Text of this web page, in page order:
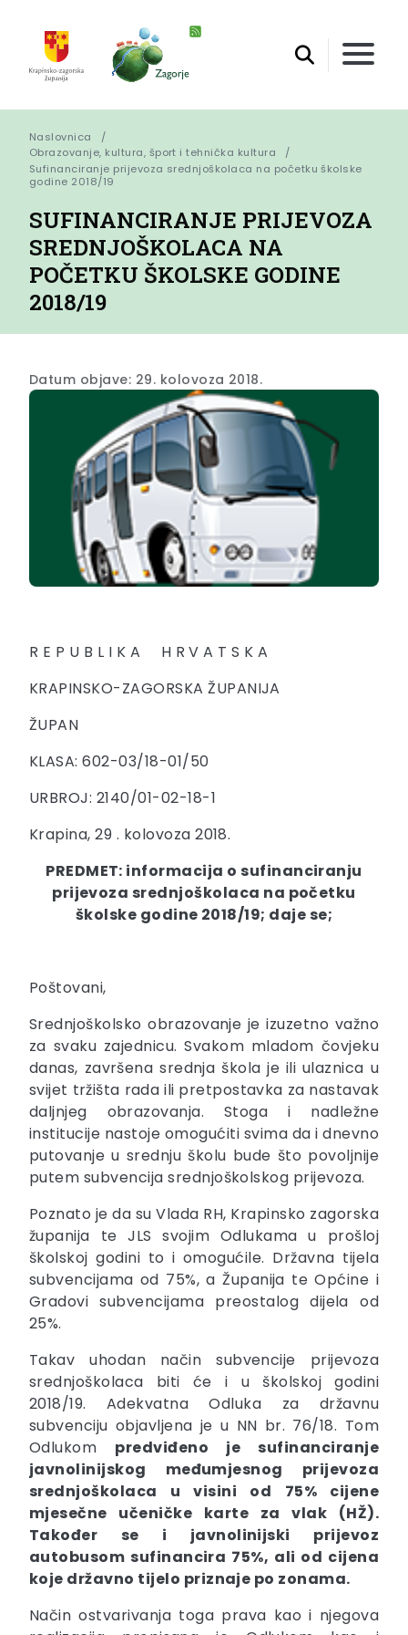
Naslovnica
Obrazovanje, kultura, šport i tehnička kultura
Sufinanciranje prijevoza srednjoškolaca na početku školske
godine 2018/19
SUFINANCIRANJE PRIJEVOZA
SREDNJOŠKOLACA NA
POČETKU ŠKOLSKE GODINE
2018/19
Datum objave: 29. kolovoza 2018.
R E P U B L I K A H R V A T S K A
KRAPINSKO-ZAGORSKA ŽUPANIJA
ŽUPAN
KLASA: 602-03/18-01/50
URBROJ: 2140/01-02-18-1
Krapina, 29 . kolovoza 2018.
PREDMET: informacija o sufinanciranju
prijevoza srednjoškolaca na početku
školske godine 2018/19; daje se;
Poštovani,
Srednjoškolsko obrazovanje je izuzetno važno
za svaku zajednicu. Svakom mladom čovjeku
danas, završena srednja škola je ili ulaznica u
svijet tržišta rada ili pretpostavka za nastavak
daljnjeg obrazovanja. Stoga i nadležne
institucije nastoje omogućiti svima da i dnevno
putovanje u srednju školu bude što povoljnije
putem subvencija srednjoškolskog prijevoza.
Poznato je da su Vlada RH, Krapinsko zagorska
županija te JLS svojim Odlukama u prošloj
školskoj godini to i omogućile. Državna tijela
subvencijama od 75%, a Županija te Općine i
Gradovi subvencijama preostalog dijela od
25%.
Takav uhodan način subvencije prijevoza
srednjoškolaca biti će i u školskoj godini
2018/19. Adekvatna Odluka za državnu
subvenciju objavljena je u NN br. 76/18. Tom
Odlukom predviđeno je sufinanciranje
javnolinijskog međumjesnog prijevoza
srednjoškolaca u visini od 75% cijene
mjesečne učeničke karte za vlak (HŽ).
Također se i javnolinijski prijevoz
autobusom sufinancira 75%, ali od cijena
koje državno tijelo priznaje po zonama.
Način ostvarivanja toga prava kao i njegova